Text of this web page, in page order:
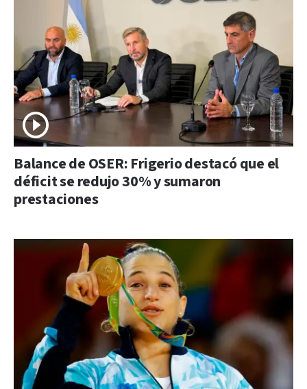
Balance de OSER: Frigerio destacó que el
déficit se redujo 30% y sumaron
prestaciones